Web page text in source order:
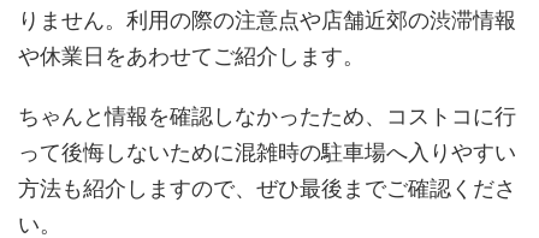
りません。利用の際の注意点や店舗近郊の渋滞情報
や休業日をあわせてご紹介します。
ちゃんと情報を確認しなかったため、コストコに行
って後悔しないために混雑時の駐車場へ入りやすい
方法も紹介しますので、ぜひ最後までご確認くださ
い。